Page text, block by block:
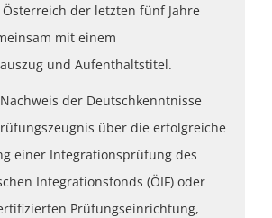
der letzten fünf Jahre
mit einem
und Aufenthaltstitel.
der Deutschkenntnisse
über die erfolgreiche
einer Integrationsprüfung des
Integrationsfonds (ÖIF) oder
Prüfungseinrichtung,